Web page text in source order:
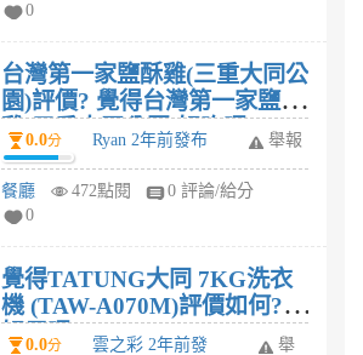
0
台灣第一家鹽酥雞(三重大同公
園)評價? 覺得台灣第一家鹽酥
雞(三重大同公園)好吃嗎?
0.0分 Ryan 2年前發布 舉報
餐廳 472點閱
0 評論/給分
0
覺得TATUNG大同 7KG洗衣
機 (TAW-A070M)評價如何?
好用嗎?
0.0分
雲之彩 2年前發
舉